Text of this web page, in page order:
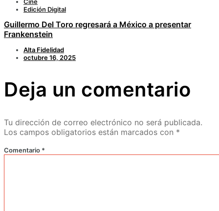
Edición Digital
Guillermo Del Toro regresará a México a presentar
Frankenstein
Alta Fidelidad
octubre 16, 2025
Deja un comentario
Tu dirección de correo electrónico no será publicada.
Los campos obligatorios están marcados con *
Comentario *